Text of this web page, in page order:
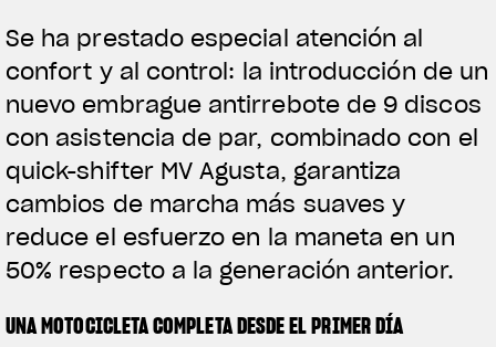
Se ha prestado especial atención al
confort y al control: la introducción de un
nuevo embrague antirrebote de 9 discos
con asistencia de par, combinado con el
quick-shifter MV Agusta, garantiza
cambios de marcha más suaves y
reduce el esfuerzo en la maneta en un
50% respecto a la generación anterior.
UNA MOTOCICLETA COMPLETA DESDE EL PRIMER DÍA